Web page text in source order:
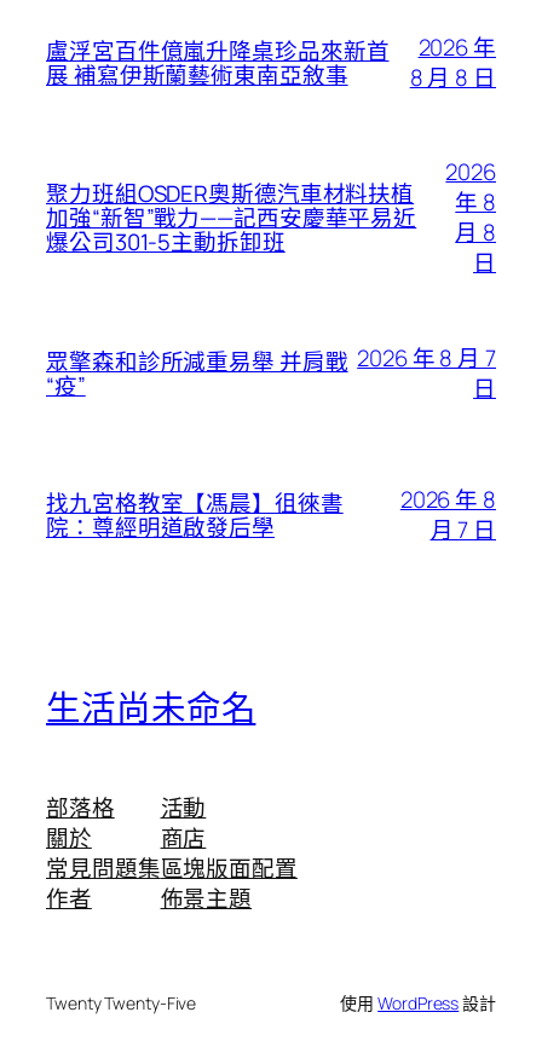
盧浮宮百件億嵐升降桌珍品來新首
展 補寫伊斯蘭藝術東南亞敘事
2026 年
8 月 8 日
聚力班組OSDER奧斯德汽車材料扶植
加強“新智”戰力——記西安慶華平易近
爆公司301-5主動拆卸班
2026
年 8
月 8
日
眾擎森和診所減重易舉 并肩戰
“疫”
2026 年 8 月 7
日
找九宮格教室【馮晨】徂徠書
院：尊經明道啟發后學
2026 年 8
月 7 日
生活尚未命名
部落格
關於
常見問題集
作者
活動
商店
區塊版面配置
佈景主題
Twenty Twenty-Five 使用WordPress設計